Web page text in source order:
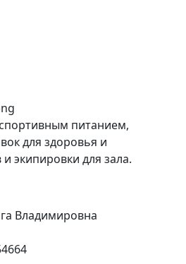
питанием,
для здоровья и
экипировки для зала.
Владимировна